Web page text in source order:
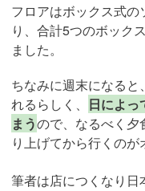
フロアはボックス式
り、合計5つのボック
ました。
ちなみに週末になる
れるらしく、 日によっ
まうので、なるべく夕
り上げてから行くのが
筆者は店につくなり日